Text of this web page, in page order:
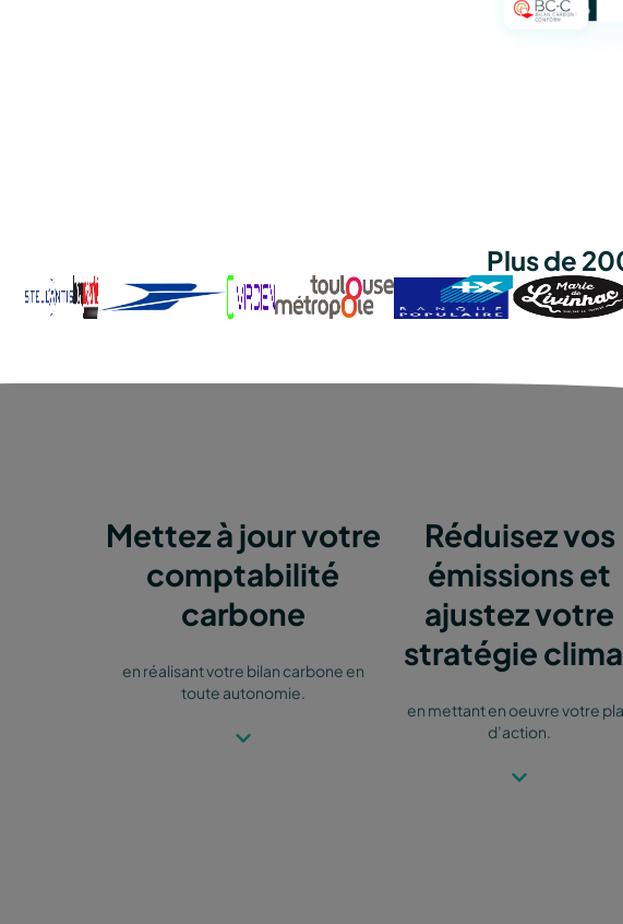
Plus de
Mettez à jour votre
comptabilité
carbone
en réalisant votre bilan carbone en
toute autonomie.
Réduisez vos
émissions et
ajustez votre
stratégie
en mettant en oeuvre votre
d’action.